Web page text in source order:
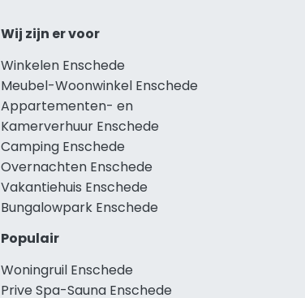
Wij zijn er voor
Winkelen Enschede
Meubel-Woonwinkel Enschede
Appartementen- en
Kamerverhuur Enschede
Camping Enschede
Overnachten Enschede
Vakantiehuis Enschede
Bungalowpark Enschede
Populair
Woningruil Enschede
Prive Spa-Sauna Enschede